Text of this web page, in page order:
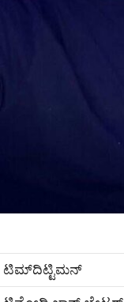
ಟಿಮ್‌ದಿಟ್ಟಿಮನ್‌